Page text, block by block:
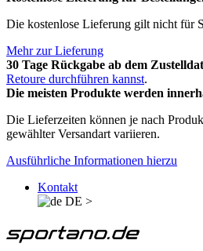
Die kostenlose Lieferung gilt nicht für
Mehr zur Lieferung
30 Tage Rückgabe ab dem
Retoure durchführen kannst.
Die meisten Produkte werden
Die Lieferzeiten können je nach
gewählter Versandart variieren.
Ausführliche Informationen hierzu
Kontakt
DE >